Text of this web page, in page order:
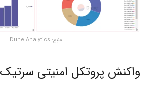
منبع: Dune Analytics
واکنش پروتکل امنیتی سرتیک